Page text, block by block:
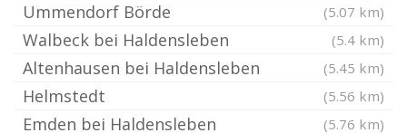
Ummendorf Börde (5.07 km)
Walbeck bei Haldensleben (5.4 km)
Altenhausen bei Haldensleben (5.45 km)
Helmstedt (5.56 km)
Emden bei Haldensleben (5.76 km)